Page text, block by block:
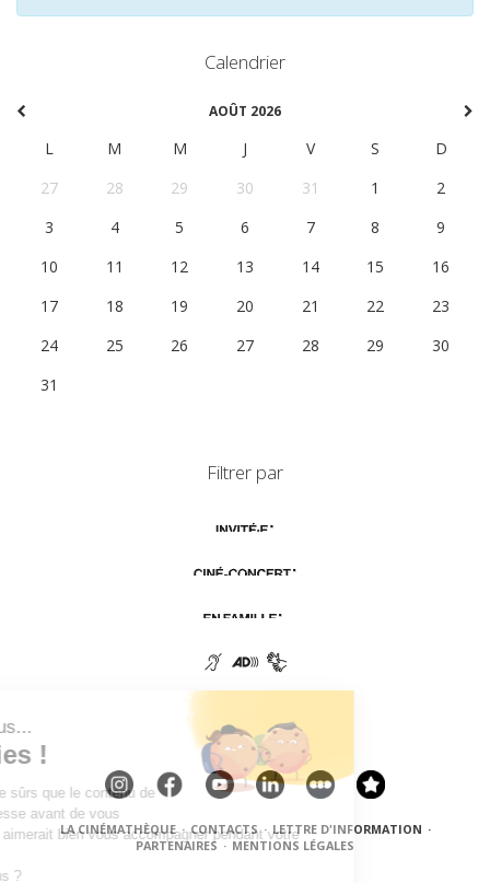
Calendrier
AOÛT 2026
L M M J V S
D
27
28 29 30 31 1
2
3
4 5 6 7 8
9
10
11 12 13 14 15
16
17
18 19 20 21 22
23
24
25 26 27 28 29
30
31
Filtrer par
LA CINÉMATHÈQUE · CONTACTS · LETTRE D'INFORMATION ·
PARTENAIRES · MENTIONS LÉGALES